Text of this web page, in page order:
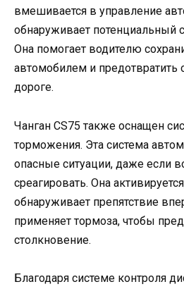
вмешивается в управление
обнаруживает потенциальный
Она помогает водителю
автомобилем и предотвратить
дороге.
Чанган CS75 также оснащен
торможения. Эта система
опасные ситуации, даже если
среагировать. Она
обнаруживает препятствие
применяет тормоза, чтобы
столкновение.
Благодаря системе контроля